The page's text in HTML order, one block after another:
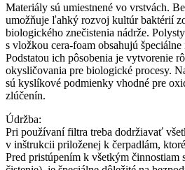
Materiály sú umiestnené vo vrstvách.
umožňuje ľahký rozvoj kultúr baktérií
biologického znečistenia nádrže.
s vložkou cera-foam obsahujú
Podstatou ich pôsobenia je vytvorenie
okysličovania pre biologické procesy.
sú kyslíkové podmienky vhodné pre
zlúčenín.
Údržba:
Pri používaní filtra treba dodržiavať
v inštrukcii priloženej k čerpadlám,
Pred pristúpením k všetkým činnostiam